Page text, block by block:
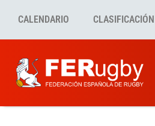
CALENDARIO CLASIFICACIÓN